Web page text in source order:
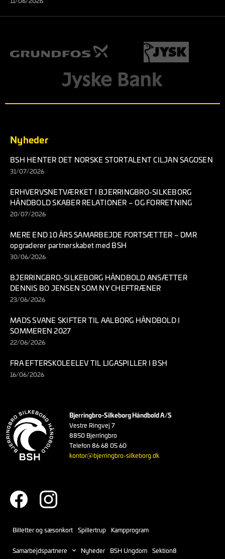
Nyheder
BSH HENTER DET NORSKE STORTALENT CILJAN SAGOSEN
31/07/2026
ERHVERVSNETVÆRKET I BJERRINGBRO-SILKEBORG
HÅNDBOLD SKABER RELATIONER – OG FORRETNING
20/07/2026
MERE END 10 ÅRS SAMARBEJDE FORTSÆTTER – DMR
opgraderer partnerskabet med BSH
30/06/2026
BJERRINGBRO-SILKEBORG HÅNDBOLD ANSÆTTER
DENNIS BO JENSEN SOM NY CHEFTRÆNER
23/06/2026
MADS SVANE SKIFTER TIL AALBORG HÅNDBOLD I
SOMMEREN 2027
22/06/2026
FRA EFTERSKOLEELEV TIL LIGASPILLER I BSH
16/06/2026
Bjerringbro-Silkeborg Håndbold A/S
Vestre Ringvej 7
8850 Bjerringbro
Telefon 86 68 05 60
kontor@bjerringbro-silkeborg.dk
Billetter og sæsonkort Spillertrup Kampprogram
Samarbejdspartnere Nyheder BSH Ungdom Sektion8